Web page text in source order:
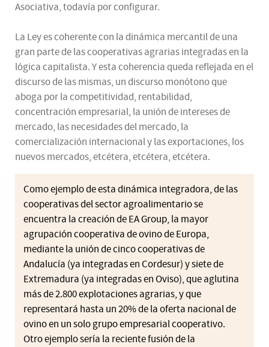
Asociativa, todavía por configurar.
La Ley es coherente con la dinámica mercantil de una
gran parte de las cooperativas agrarias integradas en la
lógica capitalista. Y esta coherencia queda reflejada en el
discurso de las mismas, un discurso monótono que
aboga por la competitividad, rentabilidad,
concentración empresarial, la unión de intereses de
mercado, las necesidades del mercado, la
comercialización internacional y las exportaciones, los
nuevos mercados, etcétera, etcétera, etcétera.
Como ejemplo de esta dinámica integradora, de las
cooperativas del sector agroalimentario se
encuentra la creación de EA Group, la mayor
agrupación cooperativa de ovino de Europa,
mediante la unión de cinco cooperativas de
Andalucía (ya integradas en Cordesur) y siete de
Extremadura (ya integradas en Oviso), que aglutina
más de 2.800 explotaciones agrarias, y que
representará hasta un 20% de la oferta nacional de
ovino en un solo grupo empresarial cooperativo.
Otro ejemplo sería la reciente fusión de la